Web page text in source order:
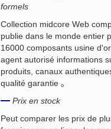
formels
Collection midcore Web
publie dans le monde entier
16000 composants usine
agent autorisé informations
produits, canaux
qualité garantie 。
Prix en stock
Peut comparer les prix de